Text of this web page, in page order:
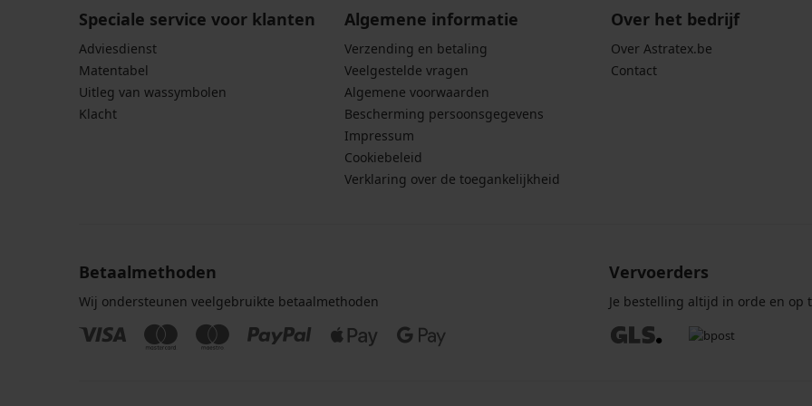
Speciale service voor klanten
Adviesdienst
Matentabel
Uitleg van wassymbolen
Klacht
Algemene informatie
Verzending en betaling
Veelgestelde vragen
Algemene voorwaarden
Bescherming persoonsgegevens
Impressum
Cookiebeleid
Verklaring over de toegankelijkheid
Over het bedrijf
Over Astratex.be
Contact
Betaalmethoden
Wij ondersteunen veelgebruikte betaalmethoden
Vervoerders
Je bestelling altijd in orde en op